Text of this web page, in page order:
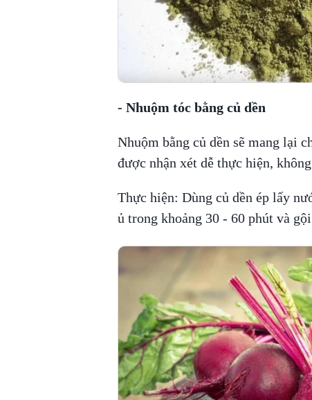
- Nhuộm tóc bằng củ dền
Nhuộm bằng củ dền sẽ mang lại
được nhận xét dễ thực hiện,
Thực hiện: Dùng củ dền ép lấy
ủ trong khoảng 30 - 60 phút và